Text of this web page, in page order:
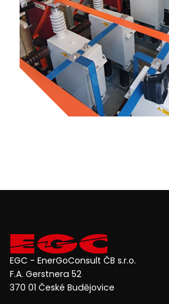
EGC - EnerGoConsult ČB s.r.o.
F.A. Gerstnera 52
370 01 České Budějovice